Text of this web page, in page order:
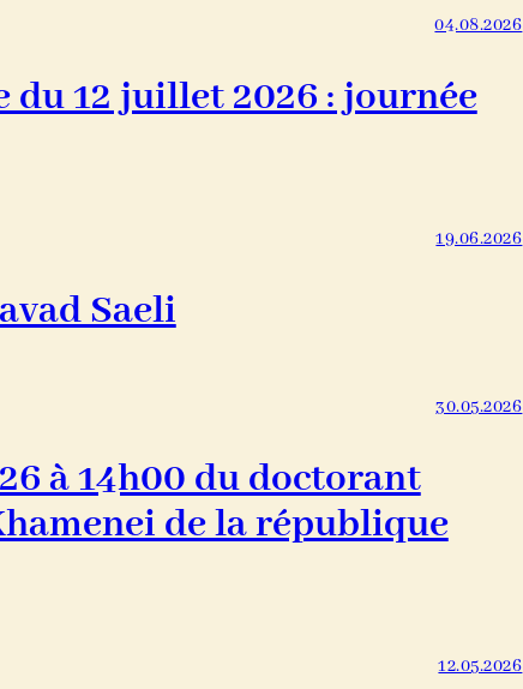
04.08.2026
12 juillet 2026 : journée
19.06.2026
Saeli
30.05.2026
à 14h00 du doctorant
de la république
12.05.2026